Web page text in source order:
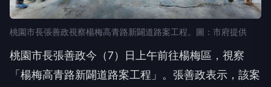
桃園市長張善政視察楊梅高青路新闢道路案工程。圖：市府提供
桃園市長張善政今（7）日上午前往楊梅區，視察
「楊梅高青路新闢道路案工程」。張善政表示，該案